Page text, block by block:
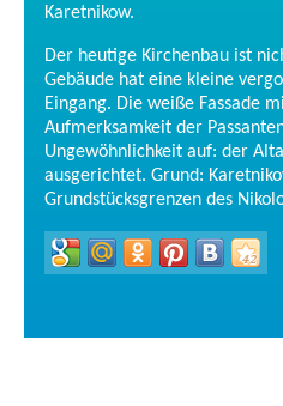
Karetnikow.
Der heutige Kirchenbau ist
Gebäude hat eine kleine
Eingang. Die weiße Fassade
Aufmerksamkeit der
Ungewöhnlichkeit auf: der
ausgerichtet. Grund:
Grundstücksgrenzen des